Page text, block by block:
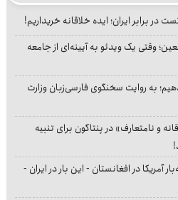
در برابر ایران؛ ایده خلاقانه خریداریم!
وقتی یک ویدئو به آیینه‌ای از جامعه
به روایت سخنگوی فارسی‌زبان وزارت
و نامتعارف» در پنتاگون برای تنبیه
آمریکا در افغانستان - این بار در ایران -